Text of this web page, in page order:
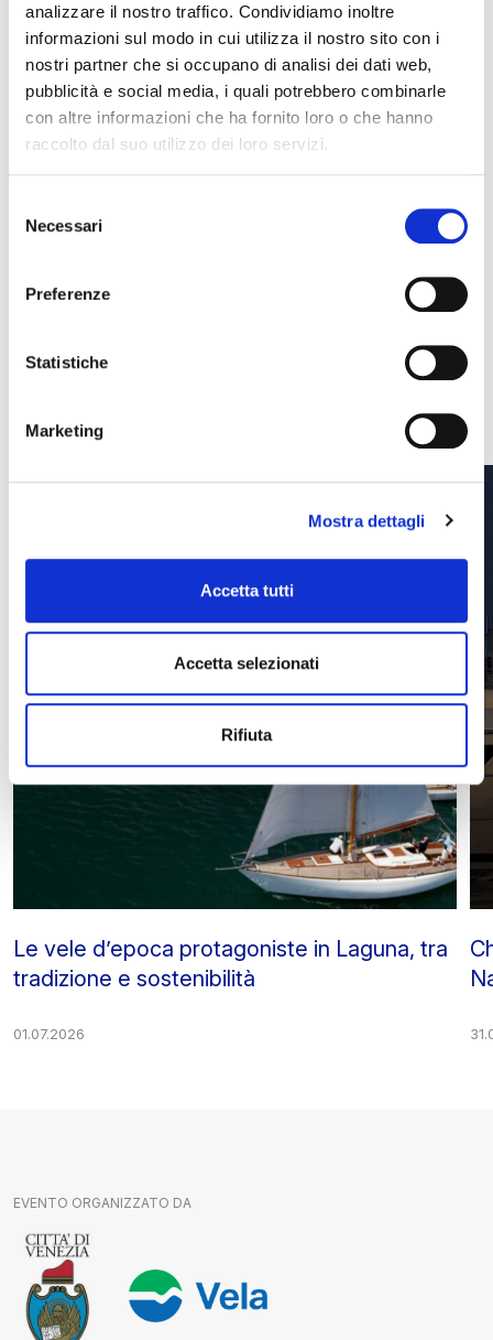
analizzare il nostro traffico. Condividiamo inoltre
informazioni sul modo in cui utilizza il nostro sito con i
nostri partner che si occupano di analisi dei dati web,
pubblicità e social media, i quali potrebbero combinarle
con altre informazioni che ha fornito loro o che hanno
raccolto dal suo utilizzo dei loro servizi.
delNecessari
Preferenze
Statistiche
Marketing
Mostra dettagli
Accetta tutti
Accetta selezionati
Rifiuta
Le attività di manutenzione delle barche utilizzate nei cortei
storici si tengono presso la sede del corso ai Giardini di
Castello dove si trova un cantiere nautico provvisto di un
carro ponte per l’alaggio e il rimessaggio delle imbarcazioni.
professionale è il primo di questo genere in Italia.
Le vele d’epoca protagoniste in Laguna, tra
tradizione e sostenibilità
01.07.2026
EVENTO ORGANIZZATO DA